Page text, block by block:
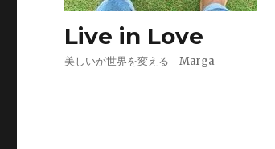
Live in Love
美しいが世界を変える Marga